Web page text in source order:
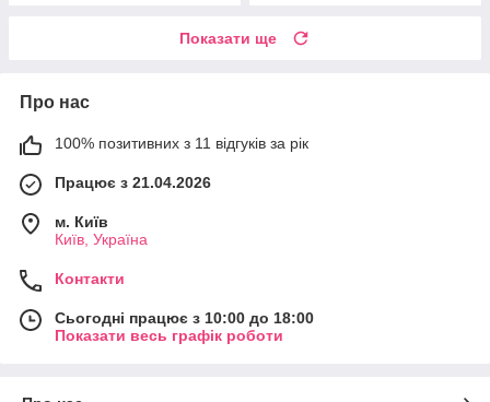
Показати ще
Про нас
100% позитивних з 11 відгуків за рік
Працює з 21.04.2026
м. Київ
Київ, Україна
Контакти
Сьогодні працює з 10:00 до 18:00
Показати весь графік роботи